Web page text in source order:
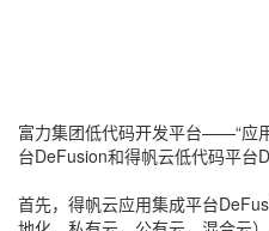
富力集团低代码开发平台——“应
台DeFusion和得帆云低代码平台
首先，得帆云应用集成平台